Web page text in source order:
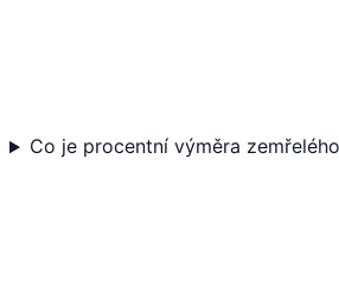
Co je procentní výměra